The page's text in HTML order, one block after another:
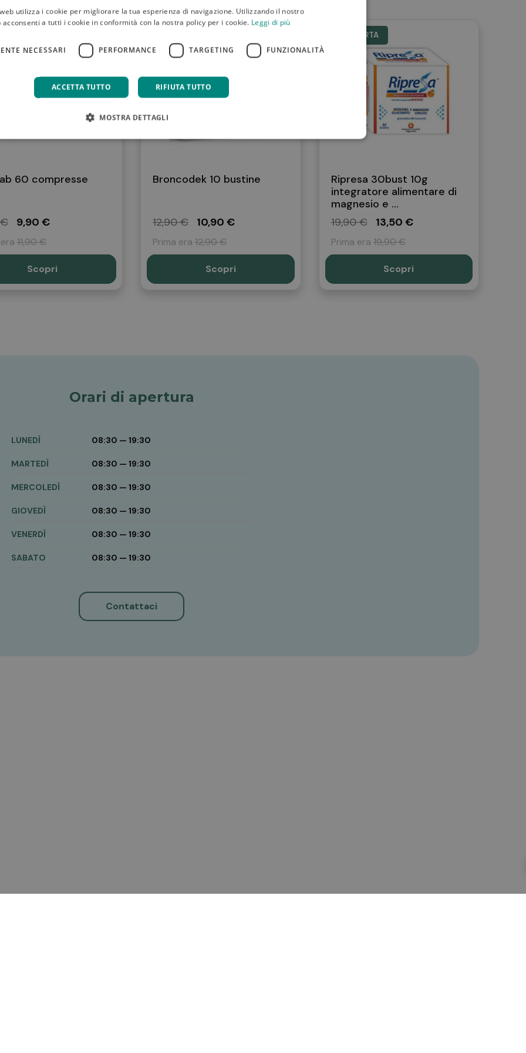
16 mg
(15% VNR*)
vitamine e sali minerali (adulti) ai sendi del Reg. UE n. 1169/2011.
di sotto dei tre anni d'età.
e per bambini si ricorda di sentire il parere del medico.
60 compresse
9,90 €
11,90 €
Scopri
Broncodek 10 bustine
12,90 € 10,90 €
Prima era 12,90 €
Scopri
Ripresa 30bust 10g
integratore alimentare di
magnesio e ...
IN OFFERTA
19,90 € 13,50 €
Prima era 19,90 €
Scopri
Orari di apertura
LUNEDÌ 08:30 — 19:30
MARTEDÌ 08:30 — 19:30
MERCOLEDÌ 08:30 — 19:30
GIOVEDÌ 08:30 — 19:30
VENERDÌ 08:30 — 19:30
SABATO 08:30 — 19:30
Contattaci
utilizza i cookie per migliorare la tua esperienza di navigazione. Utilizzando il nostro
acconsenti a tutti i cookie in conformità con la nostra policy per i cookie. Leggi di più
NECESSARI PERFORMANCE TARGETING FUNZIONALITÀ
ACCETTA TUTTO RIFIUTA TUTTO
MOSTRA DETTAGLI